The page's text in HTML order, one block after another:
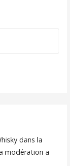
dans la
modération a